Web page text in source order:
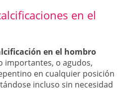
en el
en el hombro
importantes, o agudos,
en cualquier posición
incluso sin necesidad